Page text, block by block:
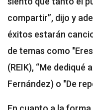
compartir”, dijo y
éxitos estarán
de temas como
(REIK), “Me dediqué
Fernández) o "De